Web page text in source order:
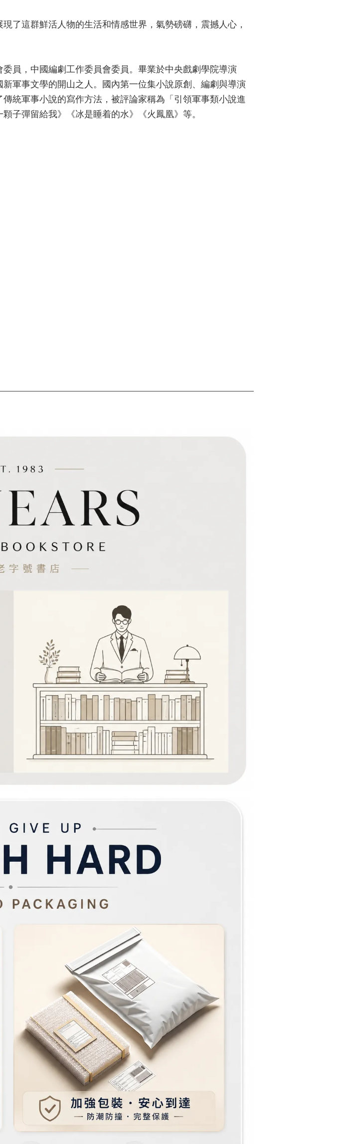
了這群鮮活人物的生活和情感世界，氣勢磅礴，震撼人心，
員，中國編劇工作委員會委員。畢業於中央戲劇學院導演
軍事文學的開山之人。國內第一位集小說原創、編劇與導演
統軍事小說的寫作方法，被評論家稱為「引領軍事類小說進
子彈留給我》《冰是睡着的水》《火鳳凰》等。